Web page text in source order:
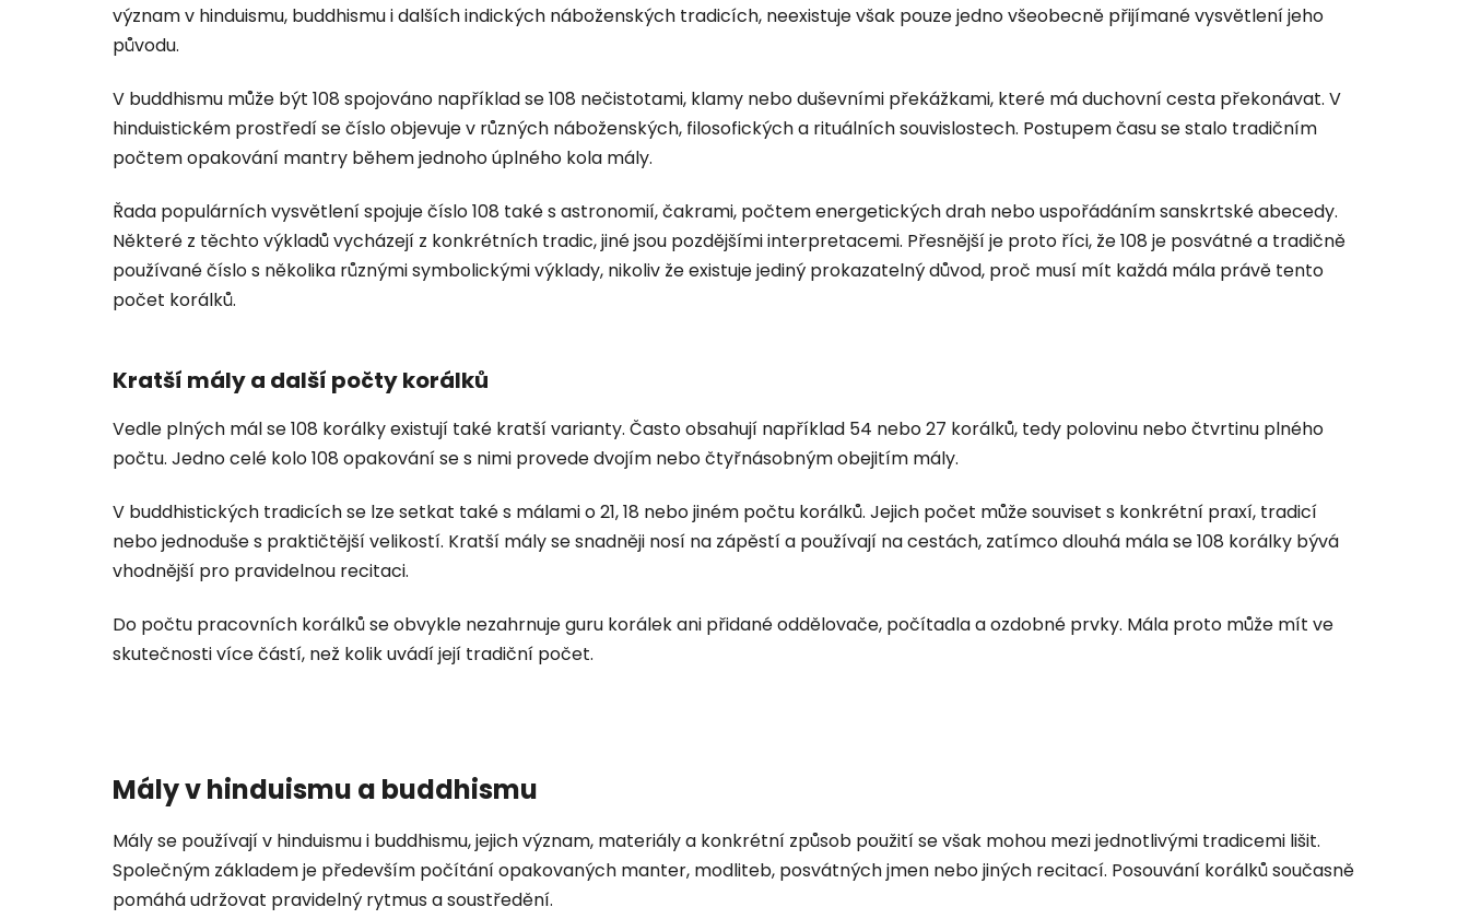
význam v hinduismu, buddhismu i dalších indických náboženských tradicích, neexistuje však pouze jedno všeobecně přijímané vysvětlení jeho
původu.
V buddhismu může být 108 spojováno například se 108 nečistotami, klamy nebo duševními překážkami, které má duchovní cesta překonávat. V
hinduistickém prostředí se číslo objevuje v různých náboženských, filosofických a rituálních souvislostech. Postupem času se stalo tradičním
počtem opakování mantry během jednoho úplného kola mály.
Řada populárních vysvětlení spojuje číslo 108 také s astronomií, čakrami, počtem energetických drah nebo uspořádáním sanskrtské abecedy.
Některé z těchto výkladů vycházejí z konkrétních tradic, jiné jsou pozdějšími interpretacemi. Přesnější je proto říci, že 108 je posvátné a tradičně
používané číslo s několika různými symbolickými výklady, nikoliv že existuje jediný prokazatelný důvod, proč musí mít každá mála právě tento
počet korálků.
Kratší mály a další počty korálků
Vedle plných mál se 108 korálky existují také kratší varianty. Často obsahují například 54 nebo 27 korálků, tedy polovinu nebo čtvrtinu plného
počtu. Jedno celé kolo 108 opakování se s nimi provede dvojím nebo čtyřnásobným obejitím mály.
V buddhistických tradicích se lze setkat také s málami o 21, 18 nebo jiném počtu korálků. Jejich počet může souviset s konkrétní praxí, tradicí
nebo jednoduše s praktičtější velikostí. Kratší mály se snadněji nosí na zápěstí a používají na cestách, zatímco dlouhá mála se 108 korálky bývá
vhodnější pro pravidelnou recitaci.
Do počtu pracovních korálků se obvykle nezahrnuje guru korálek ani přidané oddělovače, počítadla a ozdobné prvky. Mála proto může mít ve
skutečnosti více částí, než kolik uvádí její tradiční počet.
Mály v hinduismu a buddhismu
Mály se používají v hinduismu i buddhismu, jejich význam, materiály a konkrétní způsob použití se však mohou mezi jednotlivými tradicemi lišit.
Společným základem je především počítání opakovaných manter, modliteb, posvátných jmen nebo jiných recitací. Posouvání korálků současně
pomáhá udržovat pravidelný rytmus a soustředění.